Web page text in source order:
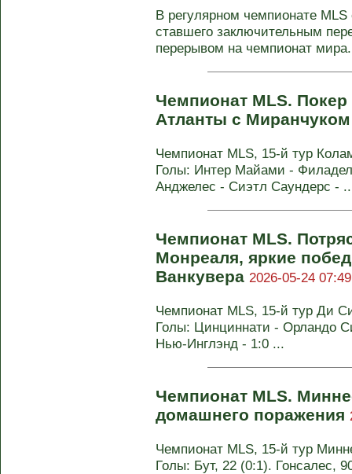
В регулярном чемпионате
ставшего заключительным
перерывом на чемпионат
Чемпионат MLS.
Атланты с
Чемпионат MLS, 15-й тур
Голы: Интер Майами -
Анджелес - Сиэтл Саундерс -
Чемпионат MLS.
Монреаля, яркие
Ванкувера 2026-05-24
Чемпионат MLS, 15-й тур Ди
Голы: Цинциннати - Орландо
Нью-Инглэнд - 1:0 ...
Чемпионат MLS.
домашнего поражения
Чемпионат MLS, 15-й тур
Голы: Бут, 22 (0:1). Гонсалес,